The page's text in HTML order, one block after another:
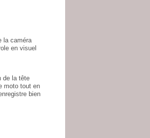
la caméra
en visuel
de la tête
moto tout en
bien